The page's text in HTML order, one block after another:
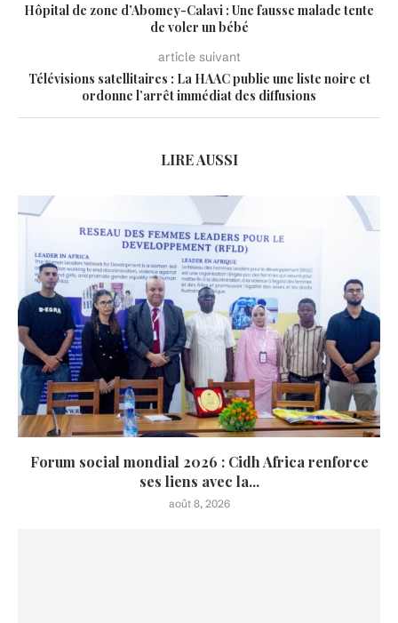
Hôpital de zone d’Abomey-Calavi : Une fausse malade tente
de voler un bébé
article suivant
Télévisions satellitaires : La HAAC publie une liste noire et
ordonne l’arrêt immédiat des diffusions
LIRE AUSSI
Forum social mondial 2026 : Cidh Africa renforce
ses liens avec la...
août 8, 2026